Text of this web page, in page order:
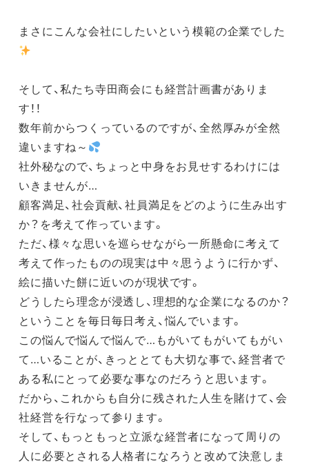
まさにこんな会社にしたいという模範の企業でした
そして、私たち寺田商会にも経営計画書がありま
す！！
数年前からつくっているのですが、全然厚みが全然
違いますね～
社外秘なので、ちょっと中身をお見せするわけには
いきませんが…
顧客満足、社会貢献、社員満足 をどのように生み出す
か？を考えて作っています。
ただ、様々な思いを巡らせながら一所懸命に考えて
考えて作ったものの現実は中々思うように行かず、
絵に描いた餅に近いのが現状です。
どうしたら理念が浸透し、理想的な企業になるのか？
ということを毎日毎日考え、悩んでいます。
この悩んで悩んで悩んで…もがいてもがいてもがい
て…いることが、きっととても大切な事で、経営者で
ある私にとって必要な事なのだろうと思います。
だから、これからも自分に残された人生を賭けて、会
社経営を行なって参ります。
そして、もっともっと立派な経営者になって周りの
人に必要とされる人格者になろうと改めて決意しま